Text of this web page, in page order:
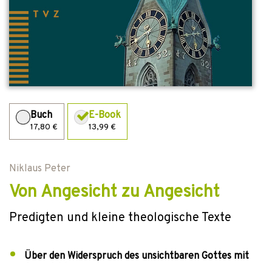
Buch
17,80 €
E-Book
13,99 €
Niklaus Peter
Von Angesicht zu Angesicht
Predigten und kleine theologische Texte
Über den Widerspruch des unsichtbaren Gottes mit